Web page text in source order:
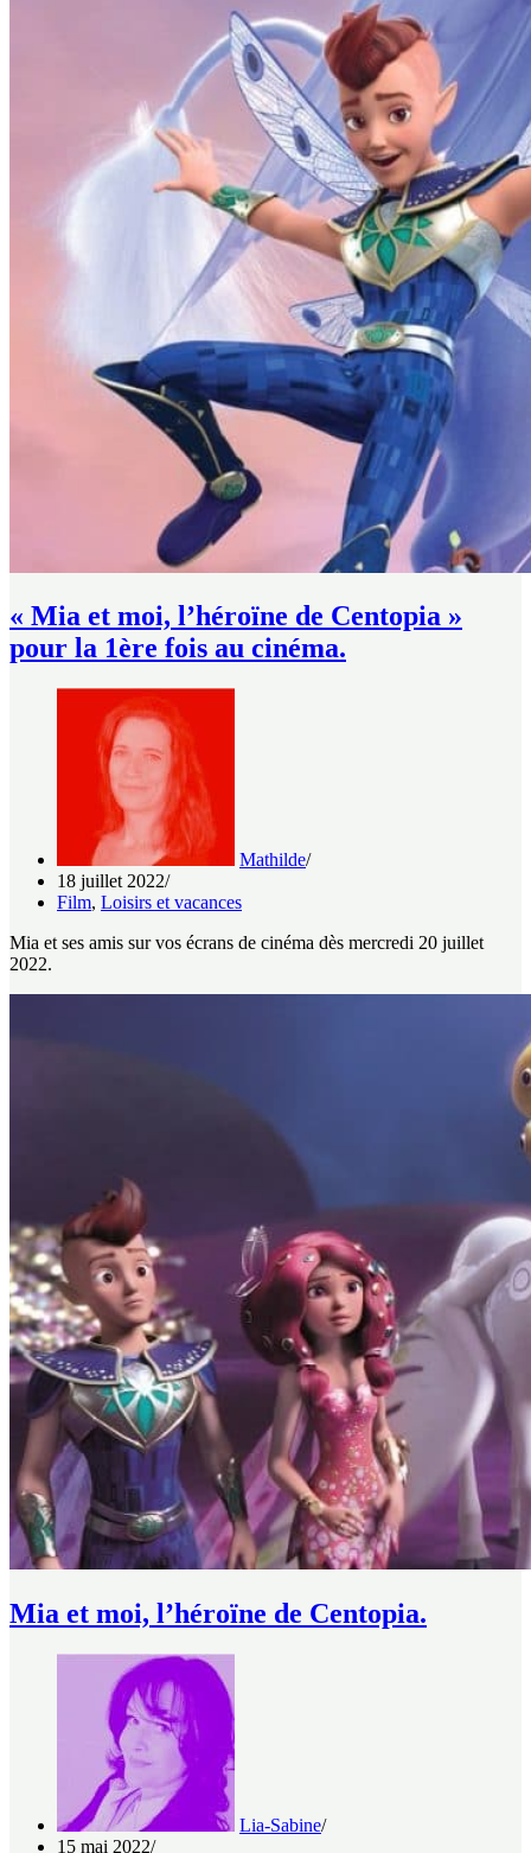
« Mia et moi, l’héroïne de Centopia »
pour la 1ère fois au cinéma.
Mathilde
18 juillet 2022
Film, Loisirs et vacances
Mia et ses amis sur vos écrans de cinéma dès mercredi 20 juillet
2022.
Mia et moi, l’héroïne de Centopia.
Lia-Sabine
15 mai 2022